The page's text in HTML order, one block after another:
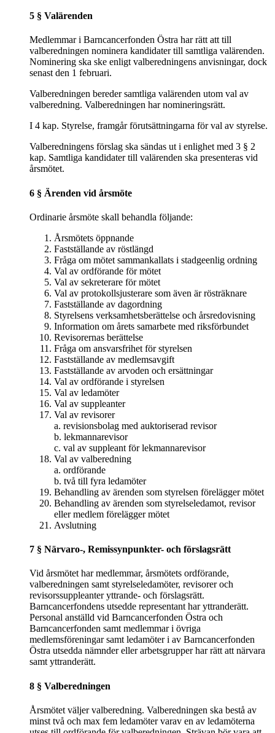
5 § Valärenden
Medlemmar i Barncancerfonden Östra har rätt att till
valberedningen nominera kandidater till samtliga valärenden.
Nominering ska ske enligt valberedningens anvisningar, dock
senast den 1 februari.
Valberedningen bereder samtliga valärenden utom val av
valberedning. Valberedningen har nomineringsrätt.
I 4 kap. Styrelse, framgår förutsättningarna för val av styrelse.
Valberedningens förslag ska sändas ut i enlighet med 3 § 2
kap. Samtliga kandidater till valärenden ska presenteras vid
årsmötet.
6 § Ärenden vid årsmöte
Ordinarie årsmöte skall behandla följande:
Årsmötets öppnande
Fastställande av röstlängd
Fråga om mötet sammankallats i stadgeenlig ordning
Val av ordförande för mötet
Val av sekreterare för mötet
Val av protokollsjusterare som även är rösträknare
Fastställande av dagordning
Styrelsens verksamhetsberättelse och årsredovisning
Information om årets samarbete med riksförbundet
Revisorernas berättelse
Fråga om ansvarsfrihet för styrelsen
Fastställande av medlemsavgift
Fastställande av arvoden och ersättningar
Val av ordförande i styrelsen
Val av ledamöter
Val av suppleanter
Val av revisorer
a. revisionsbolag med auktoriserad revisor
b. lekmannarevisor
c. val av suppleant för lekmannarevisor
Val av valberedning
a. ordförande
b. två till fyra ledamöter
Behandling av ärenden som styrelsen förelägger mötet
Behandling av ärenden som styrelseledamot, revisor
eller medlem förelägger mötet
Avslutning
7 § Närvaro-, Remissynpunkter- och förslagsrätt
Vid årsmötet har medlemmar, årsmötets ordförande,
valberedningen samt styrelseledamöter, revisorer och
revisorssuppleanter yttrande- och förslagsrätt.
Barncancerfondens utsedde representant har yttranderätt.
Personal anställd vid Barncancerfonden Östra och
Barncancerfonden samt medlemmar i övriga
medlemsföreningar samt ledamöter i av Barncancerfonden
Östra utsedda nämnder eller arbetsgrupper har rätt att närvara
samt yttranderätt.
8 § Valberedningen
Årsmötet väljer valberedning. Valberedningen ska bestå av
minst två och max fem ledamöter varav en av ledamöterna